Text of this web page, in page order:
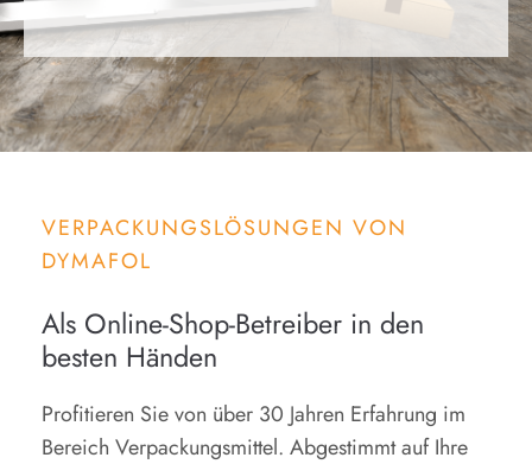
VERPACKUNGSLÖSUNGEN VON
DYMAFOL
Als Online-Shop-Betreiber in den
besten Händen
Profitieren Sie von über 30 Jahren Erfahrung im
Bereich Verpackungsmittel. Abgestimmt auf Ihre